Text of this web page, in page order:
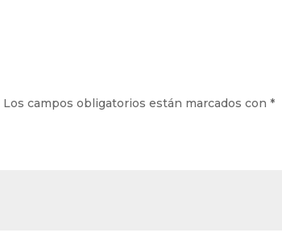
Los campos obligatorios están marcados con *